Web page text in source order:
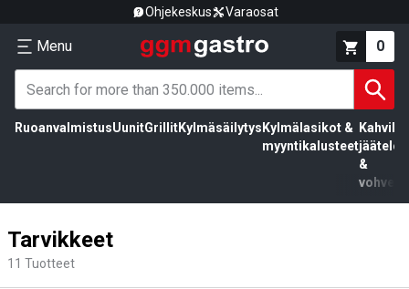
Ohjekeskus Varaosat
Menu 0
RuoanvalmistusUunitGrillitKylmäsäilytys Kylmälasikot &
myyntikalusteet
Kahvila,
jäätelö
&
vohvelit
Tarvikkeet
11 Tuotteet